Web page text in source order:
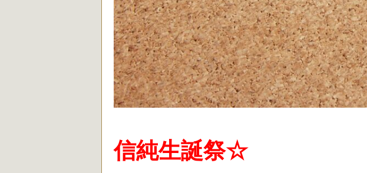
信純生誕祭☆